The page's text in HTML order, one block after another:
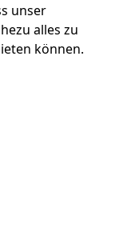
unser
alles zu
können.